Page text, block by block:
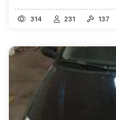
314 231 137